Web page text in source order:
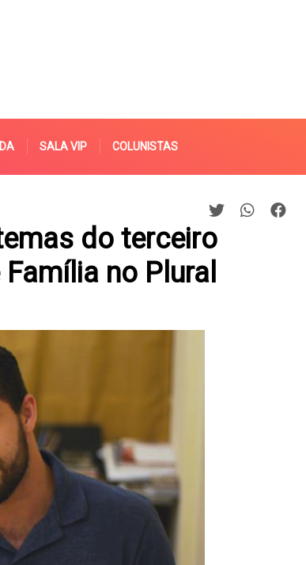
SALA VIP COLUNISTAS
do terceiro
no Plural